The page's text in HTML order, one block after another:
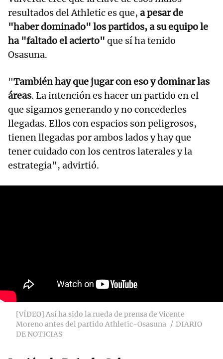
resultados del Athletic es que, a pesar de
"haber dominado" los partidos, a su equipo le
ha "faltado el acierto" que sí ha tenido
Osasuna.
"También hay que jugar con eso y dominar las
áreas. La intención es hacer un partido en el
que sigamos generando y no concederles
llegadas. Ellos con espacios son peligrosos,
tienen llegadas por ambos lados y hay que
tener cuidado con los centros laterales y la
estrategia", advirtió.
[VÍDEO] Así ha sido la rueda de prensa de Vicente
Moreno antes del partido Athletic-Osasuna
DIARIO
DE NOTICIAS